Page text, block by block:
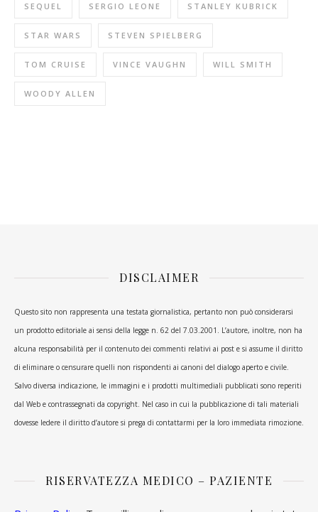
SEQUEL SERGIO LEONE STANLEY KUBRICK
STAR WARS STEVEN SPIELBERG
TOM CRUISE VINCE VAUGHN WILL SMITH
WOODY ALLEN
DISCLAIMER
Questo sito non rappresenta una testata giornalistica, pertanto non può considerarsi
un prodotto editoriale ai sensi della legge n. 62 del 7.03.2001. L’autore, inoltre, non ha
alcuna responsabilità per il contenuto dei commenti relativi ai post e si assume il diritto
di eliminare o censurare quelli non rispondenti ai canoni del dialogo aperto e civile.
Salvo diversa indicazione, le immagini e i prodotti multimediali pubblicati sono reperiti
dal Web e contrassegnati da copyright. Nel caso in cui la pubblicazione di tali materiali
dovesse ledere il diritto d’autore si prega di contattarmi per la loro immediata rimozione.
RISERVATEZZA MEDICO – PAZIENTE